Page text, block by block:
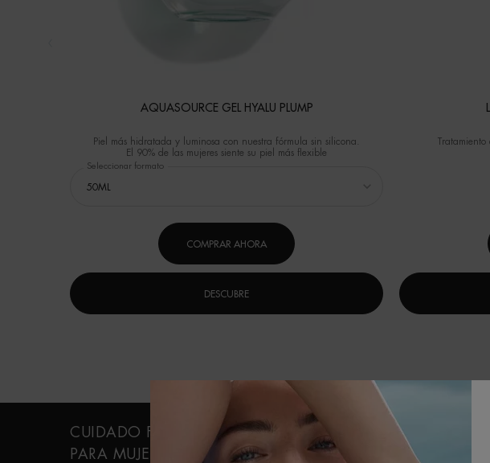
AQUASOURCE GEL HYALU PLUMP
Piel más hidratada y luminosa con nuestra fórmula sin silicona.
El 90% de las mujeres siente su piel más flexible
Seleccionar formato
COMPRAR AHORA
DESCUBRE
CUIDADO FACIAL
PARA MUJER
CUIDADO
PERSONAL PARA
CUIDADO
CORPORAL Y